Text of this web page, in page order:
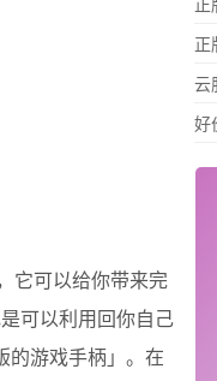
它可以给你带来完
可以利用回你自己
的游戏手柄」。在
正
云
好